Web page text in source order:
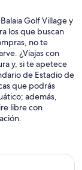
con una
instalaciones de
desde la
en esta terraza
a un costo
Golf Village y
los que buscan
no te
¿Viajas con
y, si te apetece
de Estadio de
que podrás
además,
libre con